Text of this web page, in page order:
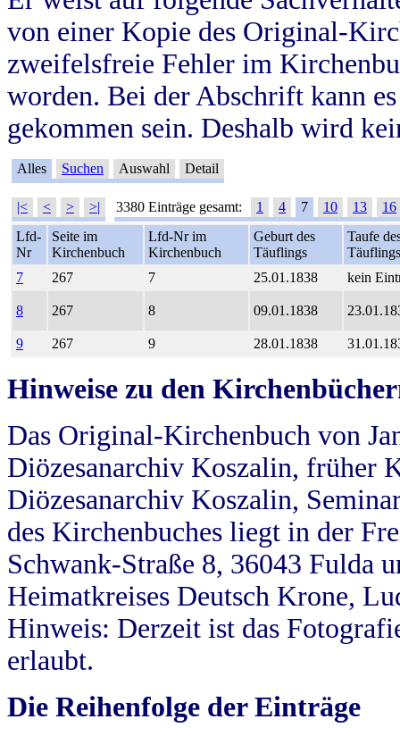
von einer Kopie des Original-
zweifelsfreie Fehler im
worden. Bei der Abschrift kann
gekommen sein. Deshalb wird
Alles Suchen Auswahl Detail
|< < > >| 3380 Einträge gesamt: 1 4 7 10 13
16
Lfd-
Nr
Seite im
Kirchenbuch
Lfd-Nr im
Kirchenbuch
Geburt des
Täuflings
Taufe
Täuflings
7
267 7 25.01.1838 kein
8 267 8 09.01.1838
9 267 9 28.01.1838
Hinweise zu den
Das Original-Kirchenbuch von
Diözesanarchiv Koszalin, früher
Diözesanarchiv Koszalin,
des Kirchenbuches liegt in der
Schwank-Straße 8, 36043 Fulda
Heimatkreises Deutsch Krone,
Hinweis: Derzeit ist das
erlaubt.
Die Reihenfolge der Einträge